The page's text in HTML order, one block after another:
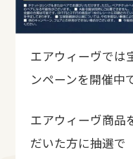
エアウィーヴでは
ンペーンを開催中
エアウィーヴ商品
だいた方に抽選で